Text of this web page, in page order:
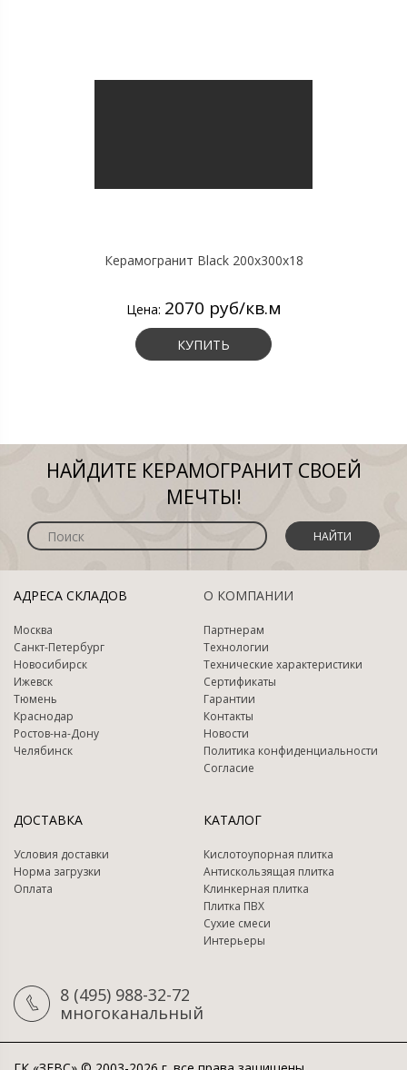
Керамогранит Black 200х300х18
Цена: 2070 руб/кв.м
КУПИТЬ
НАЙДИТЕ КЕРАМОГРАНИТ СВОЕЙ
МЕЧТЫ!
НАЙТИ
АДРЕСА СКЛАДОВ
Москва
Санкт-Петербург
Новосибирск
Ижевск
Тюмень
Краснодар
Ростов-на-Дону
Челябинск
О КОМПАНИИ
Партнерам
Технологии
Технические характеристики
Сертификаты
Гарантии
Контакты
Новости
Политика конфиденциальности
Согласие
ДОСТАВКА
Условия доставки
Норма загрузки
Оплата
КАТАЛОГ
Кислотоупорная плитка
Антискользящая плитка
Клинкерная плитка
Плитка ПВХ
Сухие смеси
Интерьеры
8 (495) 988-32-72
многоканальный